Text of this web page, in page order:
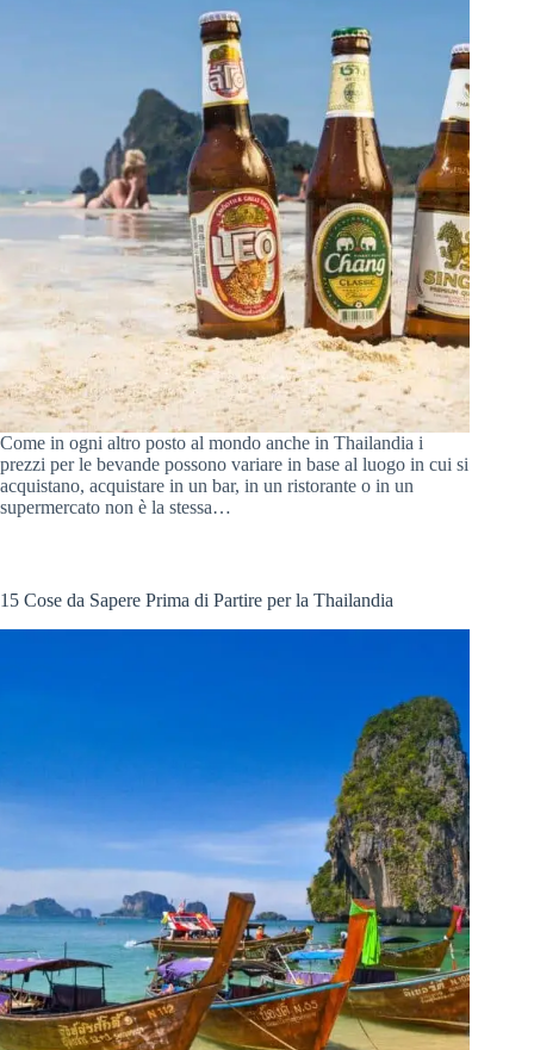
Come in ogni altro posto al mondo anche in Thailandia i
prezzi per le bevande possono variare in base al luogo in cui si
acquistano, acquistare in un bar, in un ristorante o in un
supermercato non è la stessa…
15 Cose da Sapere Prima di Partire per la Thailandia